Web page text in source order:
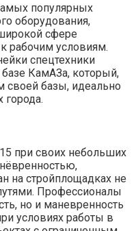
популярных
оборудования,
сфере
рабочим условиям.
спецтехники
базе КамАЗа, который,
своей базы, идеально
города.
при своих небольших
на стройплощадках не
Профессионалы
но и маневренность
условиях работы в